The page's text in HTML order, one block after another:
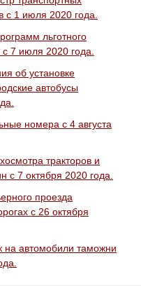
с 1 июля 2020 года.
льготного
7 июля 2020 года.
об установке
автобусы
номера с 4 августа
тракторов и
7 октября 2020 года.
проезда
с 26 октября
на автомобили таможни